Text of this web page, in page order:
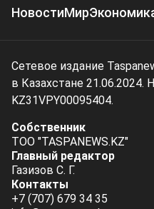
НовостиМир
Сетевое издание
в Казахстане
KZ31VPY00095404.
Собственник
ТОО "TASPANEWS.KZ"
Главный редактор
Газизов С. Г.
Контакты
+7 (707) 679 34 35